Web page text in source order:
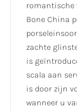
romantische
Bone China
zachte
is
scala aan
is door zijn
wanneer u